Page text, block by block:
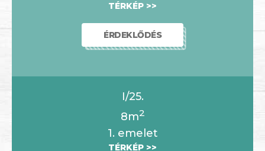
TÉRKÉP >>
ÉRDEKLŐDÉS
I/25.
8m2
1. emelet
TÉRKÉP >>